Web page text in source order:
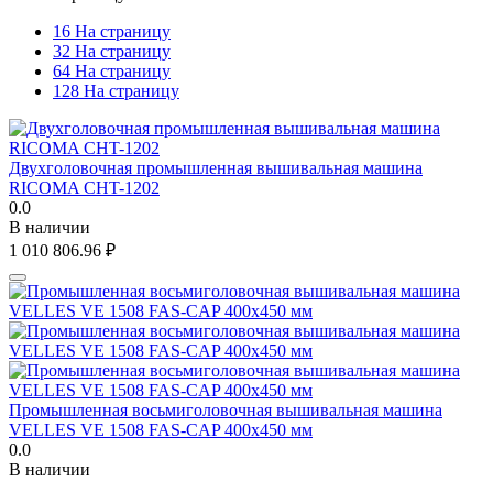
16 На страницу
32 На страницу
64 На страницу
128 На страницу
Двухголовочная промышленная вышивальная машина
RICOMA CHT-1202
0.0
В наличии
1 010 806.96 ₽
Промышленная восьмиголовочная вышивальная машина
VELLES VE 1508 FAS-CAP 400х450 мм
0.0
В наличии